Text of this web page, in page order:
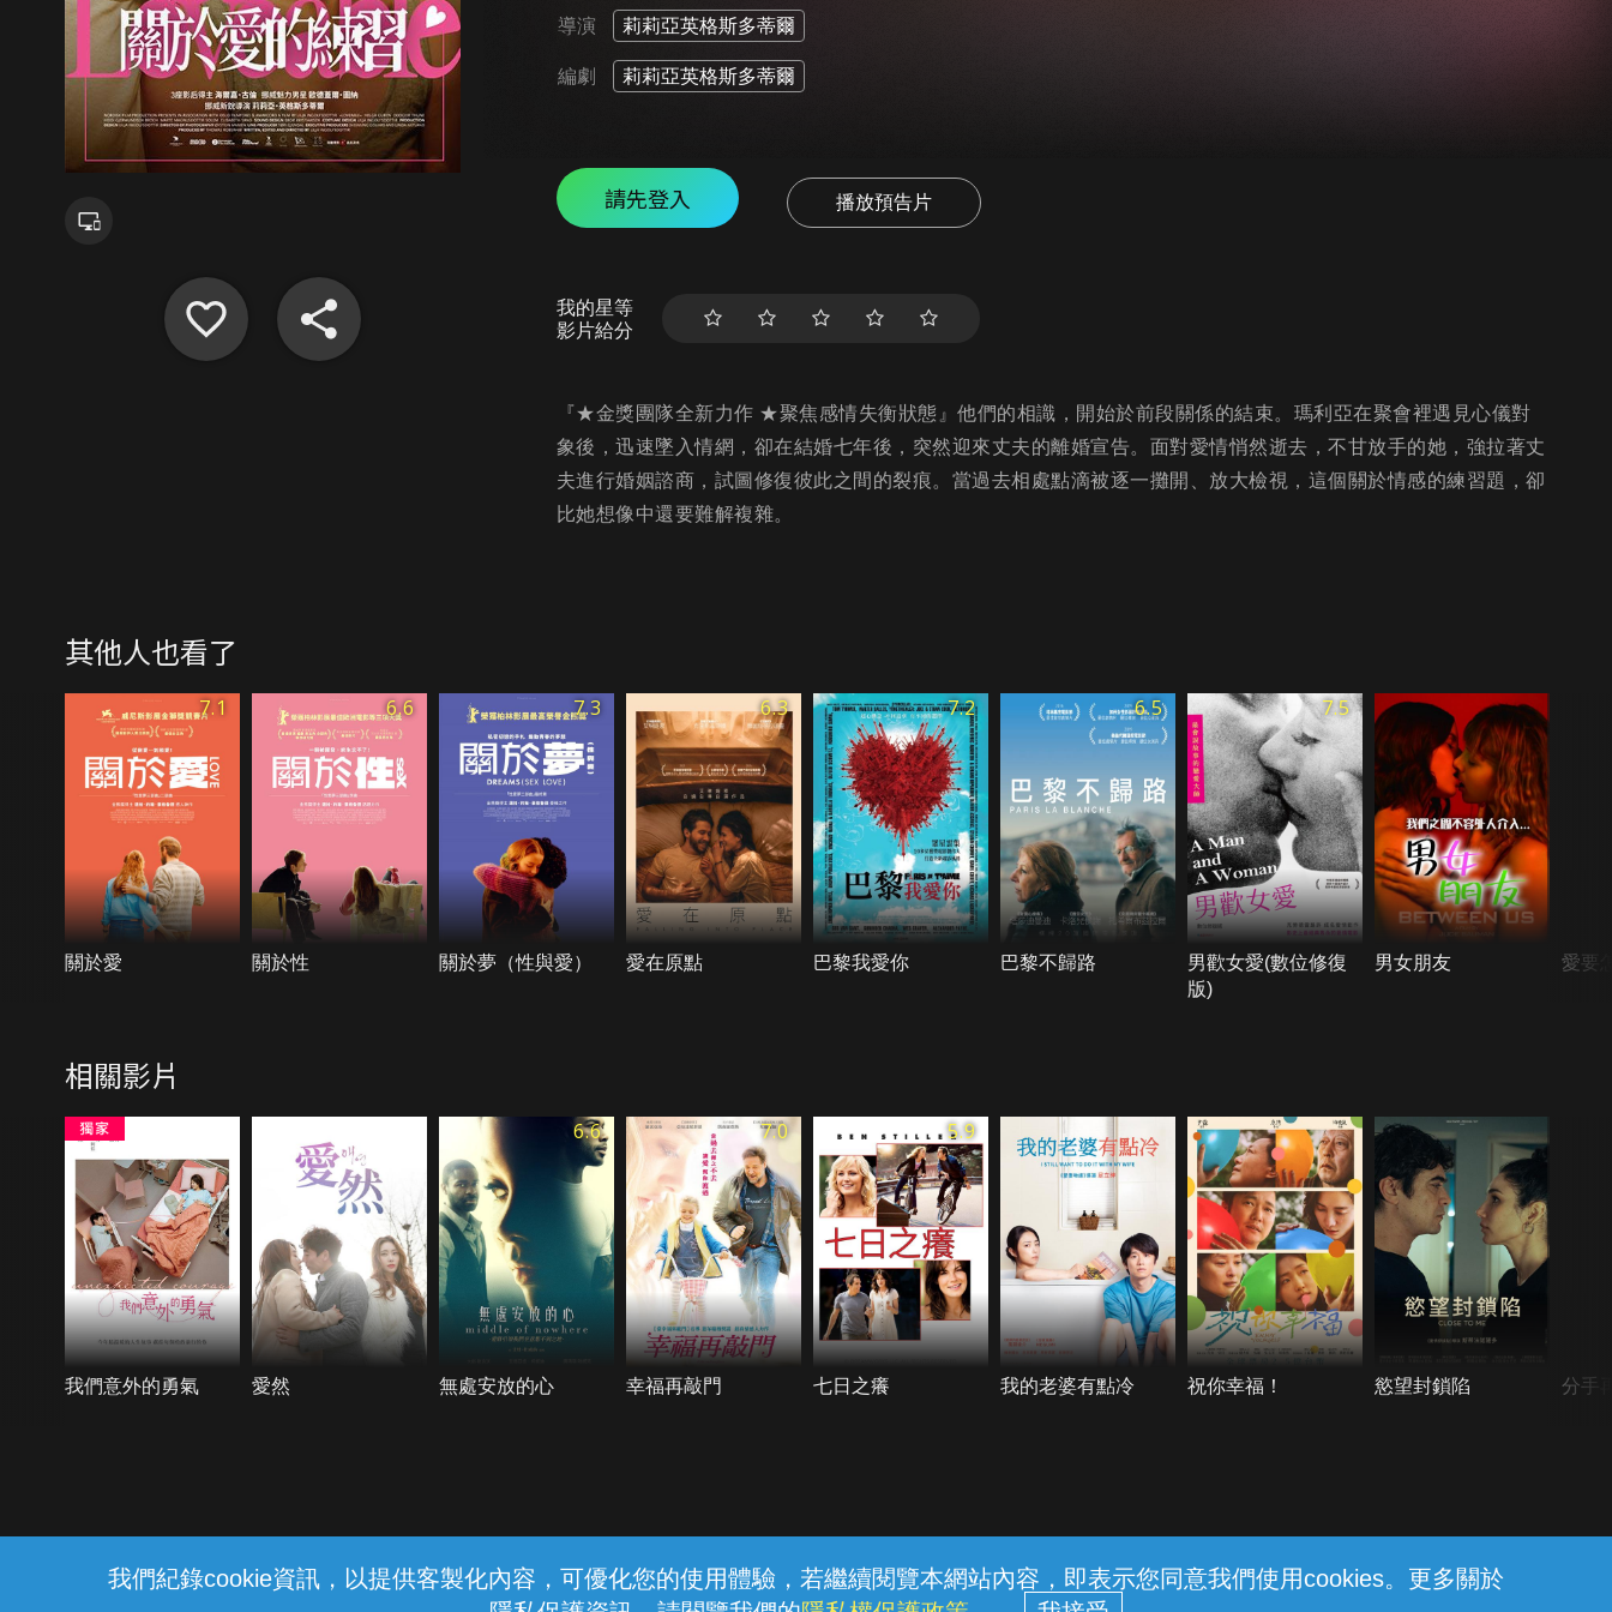
我們紀錄cookie資訊，以提供客製化內容，可優化您的使用體驗，若繼續閱覽本網站內容，即表示您同意我們使用cookies。更多關於
導演 莉莉亞英格斯多蒂爾
編劇 莉莉亞英格斯多蒂爾
請先登入 播放預告片
我的星等
影片給分
『★金獎團隊全新力作 ★聚焦感情失衡狀態』他們的相識，開始於前段關係的結束。瑪利亞在聚會裡遇見心儀對
象後，迅速墜入情網，卻在結婚七年後，突然迎來丈夫的離婚宣告。面對愛情悄然逝去，不甘放手的她，強拉著丈
夫進行婚姻諮商，試圖修復彼此之間的裂痕。當過去相處點滴被逐一攤開、放大檢視，這個關於情感的練習題，卻
比她想像中還要難解複雜。
其他人也看了
7.1
關於愛
6.6
關於性
7.3
關於夢（性與愛）
6.3
愛在原點
7.2
巴黎我愛你
6.5
巴黎不歸路
7.5
男歡女愛(數位修復
版)
男女朋友 愛要
相關影片
我們意外的勇氣 愛然
6.6
無處安放的心
7.0
幸福再敲門
5.9
七日之癢 我的老婆有點冷 祝你幸福！ 慾望封鎖陷 分手
線上客服 服務條款 隱私權保護